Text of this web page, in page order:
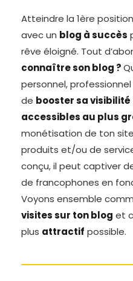
Atteindre la 1ère
avec un blog à succès
rêve éloigné. Tout
connaître son blog ?
personnel,
de booster sa visibilité
accessibles au plus
monétisation de ton
produits et/ou de
conçu, il peut captiver
de francophones en
Voyons ensemble
visites sur ton blog et
plus attractif possible.